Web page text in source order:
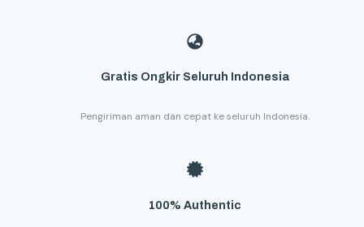
Gratis Ongkir Seluruh Indonesia
Pengiriman aman dan cepat ke seluruh Indonesia.
100% Authentic